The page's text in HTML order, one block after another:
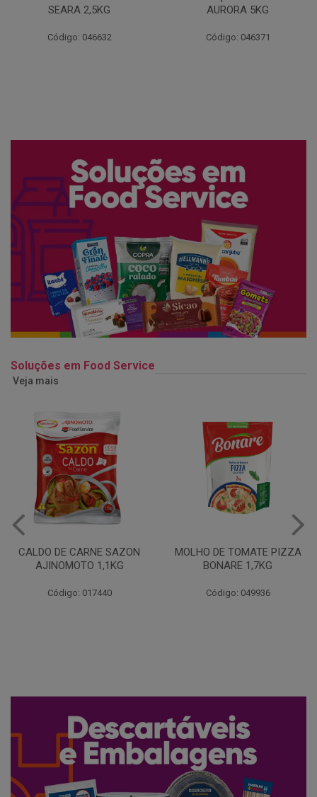
AURORA 5KG
Código: 046371
FATIADO PAKAN 200G
Código: 061522
Soluções em Food Service
Veja mais
MOLHO DE TOMATE PIZZA
BONARE 1,7KG
Código: 049936
MARGARINA USO
PROFISSIONAL 80% CUKIN
Código: 062469